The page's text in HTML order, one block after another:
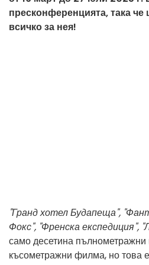
пресконференцията, така
всичко за нея!
"Гранд хотел Будапеща",
Фокс", "Френска експедиция",
само десетина пълнометражни
късометражни филма, но това